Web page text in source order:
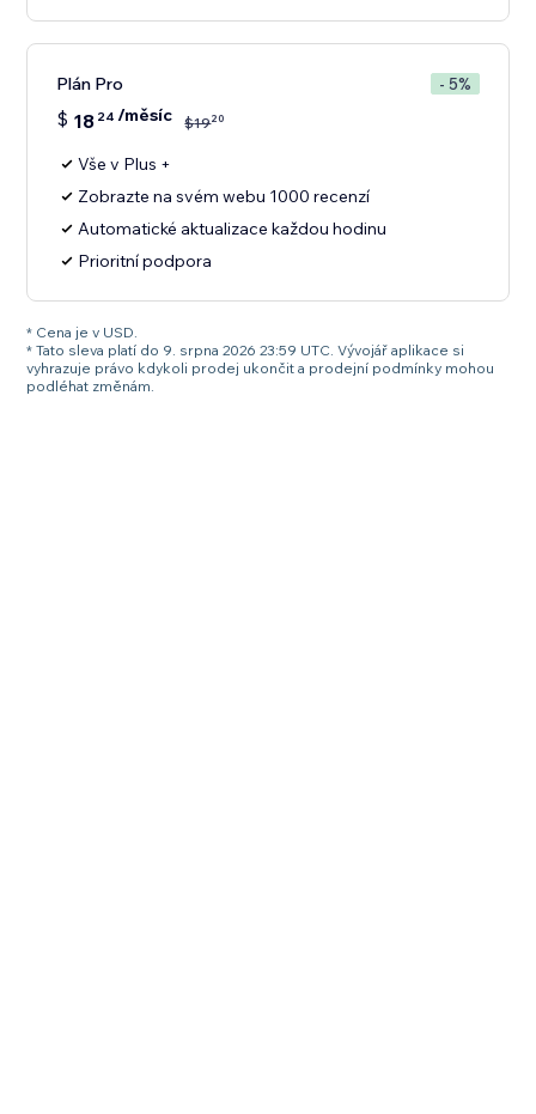
Plán Pro - 5%
$ 18 24 /měsíc $1920
Vše v Plus +
Zobrazte na svém webu 1000 recenzí
Automatické aktualizace každou hodinu
Prioritní podpora
* Cena je v USD.
* Tato sleva platí do 9. srpna 2026 23:59 UTC. Vývojář aplikace si
vyhrazuje právo kdykoli prodej ukončit a prodejní podmínky mohou
podléhat změnám.